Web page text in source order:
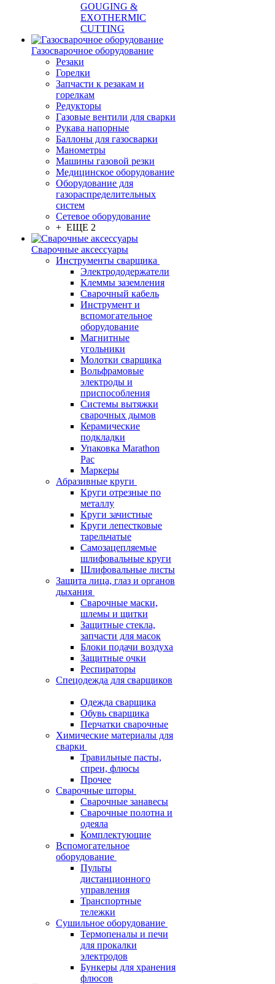
GOUGING &
EXOTHERMIC
CUTTING
Газосварочное оборудование
Резаки
Горелки
Запчасти к резакам и
горелкам
Редукторы
Газовые вентили для сварки
Рукава напорные
Баллоны для газосварки
Манометры
Машины газовой резки
Медицинское оборудование
Оборудование для
газораспределительных
систем
Сетевое оборудование
+ ЕЩЕ 2
Сварочные аксессуары
Инструменты сварщика
Электрододержатели
Клеммы заземления
Сварочный кабель
Инструмент и
вспомогательное
оборудование
Магнитные
угольники
Молотки сварщика
Вольфрамовые
электроды и
приспособления
Системы вытяжки
сварочных дымов
Керамические
подкладки
Упаковка Marathon
Pac
Маркеры
Абразивные круги
Круги отрезные по
металлу
Круги зачистные
Круги лепестковые
тарельчатые
Самозацепляемые
шлифовальные круги
Шлифовальные листы
Защита лица, глаз и органов
дыхания
Сварочные маски,
шлемы и щитки
Защитные стекла,
запчасти для масок
Блоки подачи воздуха
Защитные очки
Респираторы
Спецодежда для сварщиков
Одежда сварщика
Обувь сварщика
Перчатки сварочные
Химические материалы для
сварки
Травильные пасты,
спреи, флюсы
Прочее
Сварочные шторы
Сварочные занавесы
Сварочные полотна и
одеяла
Комплектующие
Вспомогательное
оборудование
Пульты
дистанционного
управления
Транспортные
тележки
Сушильное оборудование
Термопеналы и печи
для прокалки
электродов
Бункеры для хранения
флюсов